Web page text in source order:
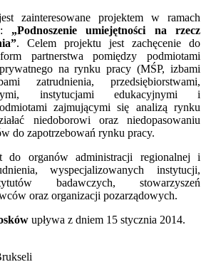
zainteresowane projektem w ramach
„Podnoszenie umiejętności na rzecz
. Celem projektu jest zachęcenie do
partnerstwa pomiędzy podmiotami
na rynku pracy (MŚP, izbami
zatrudnienia, przedsiębiorstwami,
instytucjami edukacyjnymi i
zajmującymi się analizą rynku
niedoborowi oraz niedopasowaniu
do zapotrzebowań rynku pracy.
do organów administracji regionalnej i
wyspecjalizowanych instytucji,
badawczych, stowarzyszeń
oraz organizacji pozarządowych.
upływa z dniem 15 stycznia 2014.